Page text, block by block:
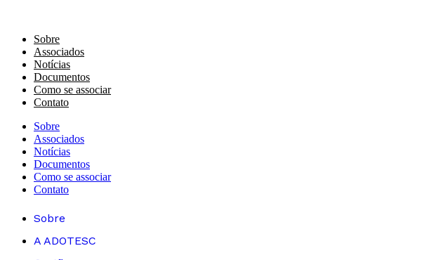
Sobre
Associados
Notícias
Documentos
Como se associar
Contato
Sobre
Associados
Notícias
Documentos
Como se associar
Contato
Sobre
A ADOTESC